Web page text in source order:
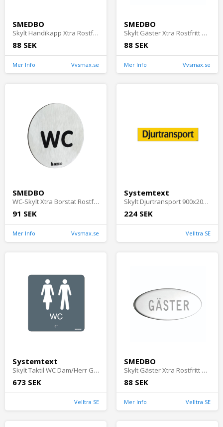
SMEDBO
Skylt Handikapp Xtra Rostfritt Stål Smedbo FS959
88 SEK
Mer Info Vvsmax.se
SMEDBO
Skylt Gäster Xtra Rostfritt Stål Smedbo FK954
88 SEK
Mer Info Vvsmax.se
SMEDBO
WC-Skylt Xtra Borstat Rostfritt Stål Smedbo FS958
91 SEK
Mer Info Vvsmax.se
Systemtext
Skylt Djurtransport 900x200mm Dekal Systemtext
224 SEK
Velltra SE
Systemtext
Skylt Taktil WC Dam/Herr Grå Systemtext
673 SEK
Velltra SE
SMEDBO
Skylt Gäster Xtra Rostfritt Stål Smedbo FK954
88 SEK
Mer Info Velltra SE